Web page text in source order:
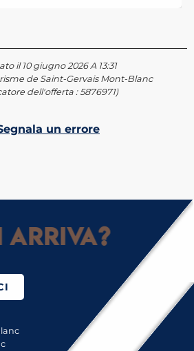
il 10 giugno 2026 A 13:31
de Saint-Gervais Mont-Blanc
dell'offerta :5876971)
un errore
arriva?